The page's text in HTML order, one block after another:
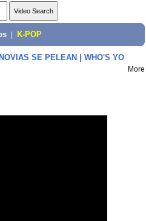
K-POP
SE PELEAN | WHO'S YO
More